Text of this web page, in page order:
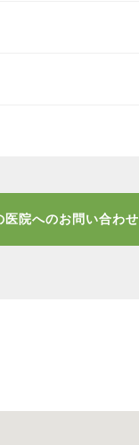
医院へのお問い合わせ